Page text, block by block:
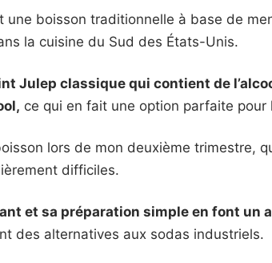
une boisson traditionnelle à base de
la cuisine du Sud des États-Unis.
Julep classique qui contient de
ce qui en fait une option parfaite
lors de mon deuxième trimestre,
difficiles.
et sa préparation simple en font un
des alternatives aux sodas industriels.